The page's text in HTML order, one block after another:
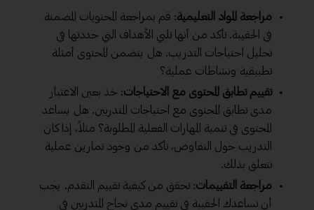
مراجعة المواد التعليمية: قم بمراجعة المحتويات المضمنة
في الحقيبة. تأكد من أنها تلبي الأهداف التي حددتها في
تحليل احتياجات التدريب. هل يتضمن المحتوى أمثلة
تطبيقية ونشاطات عملية؟
تقييم تطابق المحتوى مع الاحتياجات: خذ بعين الاعتبار
مدى تطابق المحتوى مع احتياجات المتدربين. هل يساعد
المحتوى في تنمية المهارات الفعلية المطلوبة؟ مثلاً، إذا كان
التدريب حول التفاوض، تأكد من وجود تمارين عملية
تتعلق بذلك.
مراجعة التقييمات: تحقق من كيفية تقييم التقدم. يجب
أن تساعدك الحقيبة في تقييم مدى نجاح المتدربين في